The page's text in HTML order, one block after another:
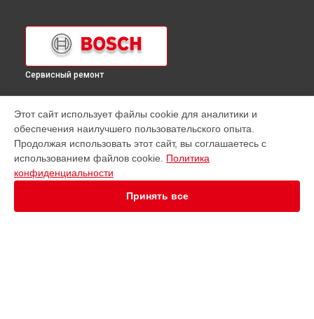
Сервисный ремонт
Варочная панель
Водонагреватель
Духовой шкаф
Кофемашина
Этот сайт использует файлы cookie для аналитики и
обеспечения наилучшего пользовательского опыта.
Продолжая использовать этот сайт, вы соглашаетесь с
использованием файлов cookie. Политика
конфиденциальности
Принять все